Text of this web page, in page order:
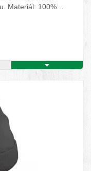
Materiál: 100%
PRODUKT
KÚPIŤ